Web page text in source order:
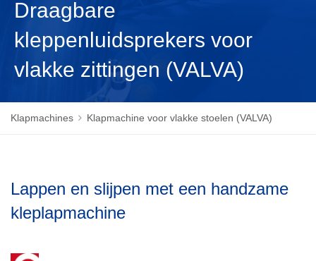
Draagbare
kleppenluidsprekers voor
vlakke zittingen (VALVA)
Klapmachines Klapmachine voor vlakke stoelen (VALVA)
Lappen en slijpen met een handzame
kleplapmachine